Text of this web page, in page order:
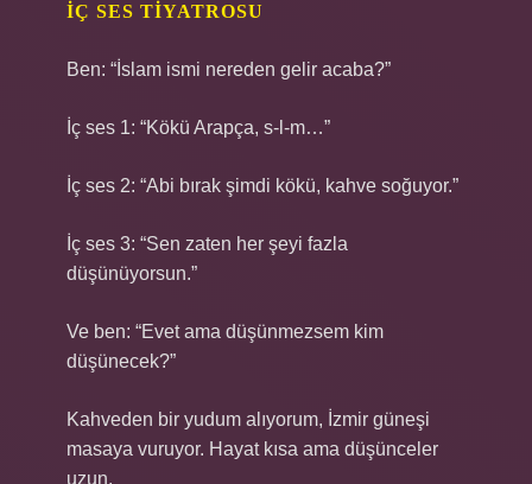
İÇ SES TIYATROSU
Ben: “İslam ismi nereden gelir acaba?”
İç ses 1: “Kökü Arapça, s-l-m…”
İç ses 2: “Abi bırak şimdi kökü, kahve soğuyor.”
İç ses 3: “Sen zaten her şeyi fazla
düşünüyorsun.”
Ve ben: “Evet ama düşünmezsem kim
düşünecek?”
Kahveden bir yudum alıyorum, İzmir güneşi
masaya vuruyor. Hayat kısa ama düşünceler
uzun.